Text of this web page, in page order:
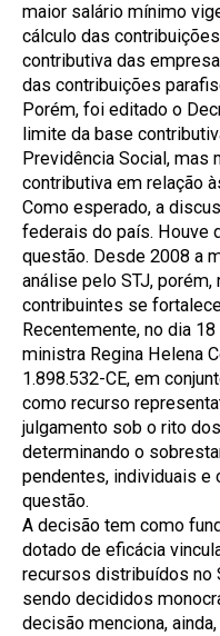
maior salário mínimo
cálculo das
contributiva das
das contribuições
Porém, foi editado o
limite da base
Previdência Social, mas
contributiva em relação
Como esperado, a
federais do país. Houve
questão. Desde 2008 a
análise pelo STJ,
contribuintes se
Recentemente, no dia
ministra Regina Helena
1.898.532-CE, em
como recurso
julgamento sob o rito
determinando o
pendentes, individuais
questão.
A decisão tem como
dotado de eficácia
recursos distribuídos no
sendo decididos
decisão menciona,